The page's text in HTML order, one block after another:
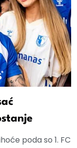
poda so 1. FC